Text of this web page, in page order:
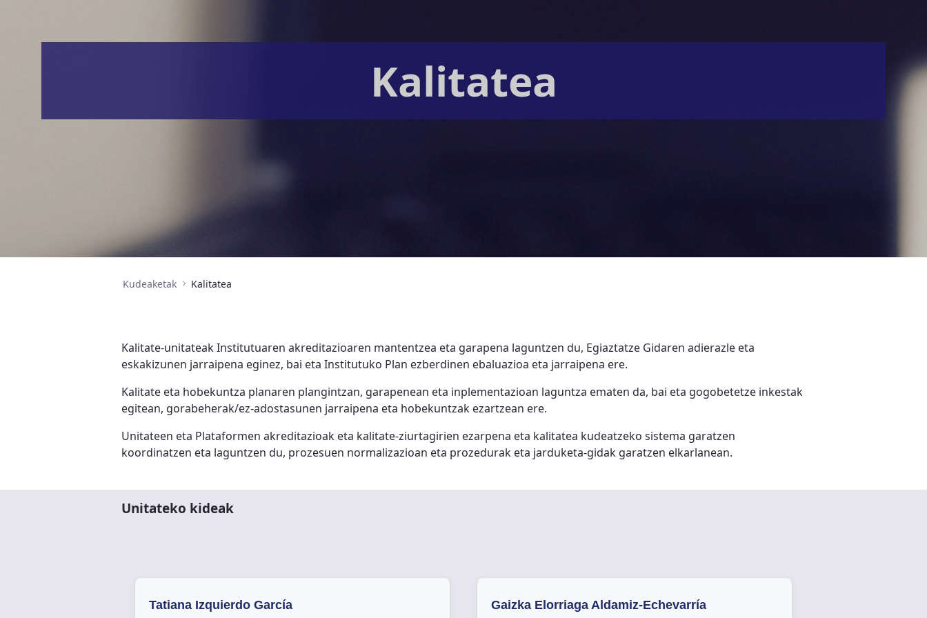
Kalitatea
Kudeaketak Kalitatea
Kalitate-unitateak Institutuaren akreditazioaren mantentzea eta garapena laguntzen du, Egiaztatze Gidaren adierazle eta
eskakizunen jarraipena eginez, bai eta Institutuko Plan ezberdinen ebaluazioa eta jarraipena ere.
Kalitate eta hobekuntza planaren plangintzan, garapenean eta inplementazioan laguntza ematen da, bai eta gogobetetze inkestak
egitean, gorabeherak/ez-adostasunen jarraipena eta hobekuntzak ezartzean ere.
Unitateen eta Plataformen akreditazioak eta kalitate-ziurtagirien ezarpena eta kalitatea kudeatzeko sistema garatzen
koordinatzen eta laguntzen du, prozesuen normalizazioan eta prozedurak eta jarduketa-gidak garatzen elkarlanean.
Unitateko kideak
Tatiana Izquierdo García Gaizka Elorriaga Aldamiz-Echevarría